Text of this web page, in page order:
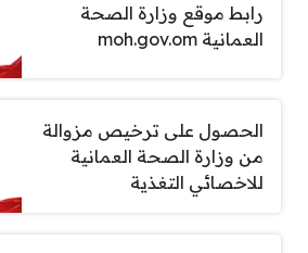
رابط موقع وزارة الصحة
العمانية moh.gov.om
الحصول على ترخيص مزوالة
من وزارة الصحة العمانية
للاخصائي التغذية